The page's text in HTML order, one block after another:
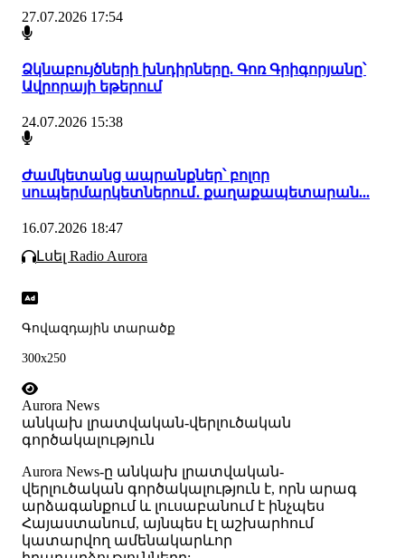
27.07.2026 17:54
Ձկնաբույծների խնդիրները. Գոռ Գրիգորյանը՝
Ավրորայի եթերում
24.07.2026 15:38
Ժամկետանց ապրանքներ՝ բոլոր
սուպերմարկետներում․ քաղաքապետարան...
16.07.2026 18:47
Լսել Radio Aurora
Գովազդային տարածք
300x250
Aurora News
անկախ լրատվական-վերլուծական
գործակալություն
Аurora News-ը անկախ լրատվական-
վերլուծական գործակալություն է, որն արագ
արձագանքում և լուսաբանում է ինչպես
Հայաստանում, այնպես էլ աշխարհում
կատարվող ամենակարևոր